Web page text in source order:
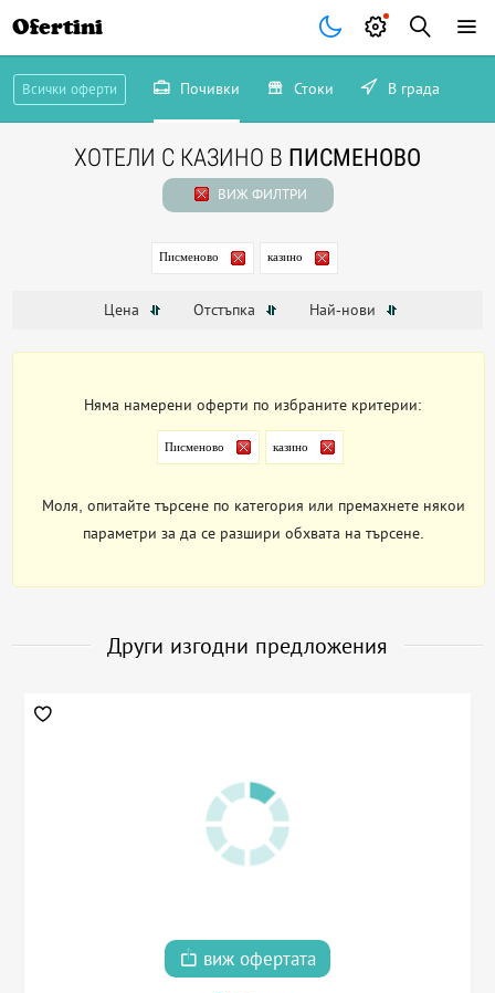
Ofertini
Всички оферти Почивки Стоки В града
ХОТЕЛИ С КАЗИНО В ПИСМЕНОВО
ВИЖ ФИЛТРИ
Писменово казино
Цена Отстъпка Най-нови
Няма намерени оферти по избраните критерии:
Писменово казино
Моля, опитайте търсене по категория или премахнете някои
параметри за да се разшири обхвата на търсене.
Други изгодни предложения
виж офертата